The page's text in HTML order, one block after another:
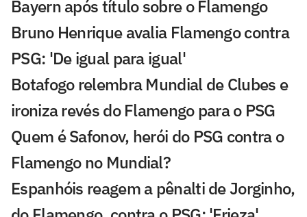
Bayern após título sobre o Flamengo
Bruno Henrique avalia Flamengo contra
PSG: 'De igual para igual'
Botafogo relembra Mundial de Clubes e
ironiza revés do Flamengo para o PSG
Quem é Safonov, herói do PSG contra o
Flamengo no Mundial?
Espanhóis reagem a pênalti de Jorginho,